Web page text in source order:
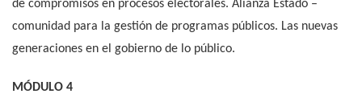
de compromisos en procesos electorales. Alianza Estado –
comunidad para la gestión de programas públicos. Las nuevas
generaciones en el gobierno de lo público.
MÓDULO 4